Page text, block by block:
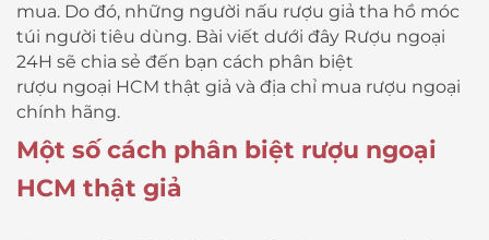
mua. Do đó, những người nấu rượu giả tha hồ móc
túi người tiêu dùng. Bài viết dưới đây Rượu ngoại
24H sẽ chia sẻ đến bạn cách phân biệt
rượu ngoại HCM thật giả và địa chỉ mua rượu ngoại
chính hãng.
Một số cách phân biệt rượu ngoại
HCM thật giả